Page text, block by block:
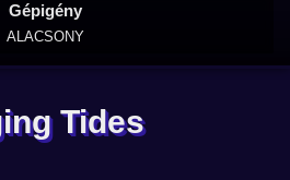
Gépigény
ALACSONY
Tides